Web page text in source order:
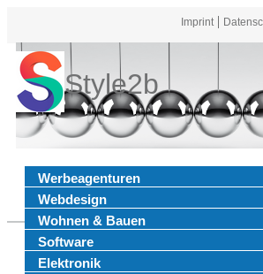
Imprint
Style2b
Werbeagenturen
Webdesign
Wohnen & Bauen
Software
Elektronik